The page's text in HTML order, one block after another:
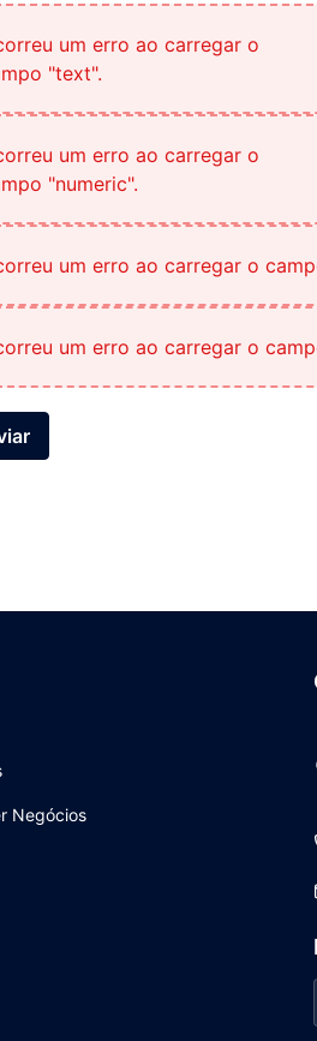
um erro ao carregar o
"text".
um erro ao carregar o
"numeric".
um erro ao carregar o
um erro ao carregar o
Negócios